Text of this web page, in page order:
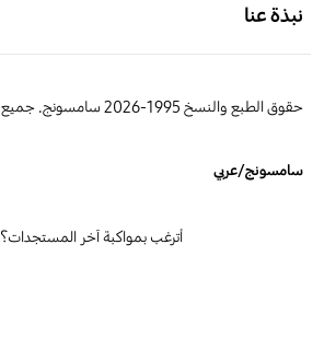
نبذة عنا
حقوق الطبع والنسخ 1995-2026 سامسونج. جميع الحقوق محفوظة.
سامسونج/عربي
أترغب بمواكبة آخر المستجدات؟